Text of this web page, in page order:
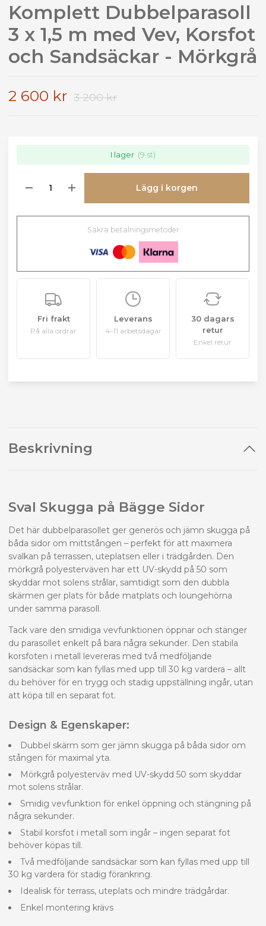
Komplett Dubbelparasoll
3 x 1,5 m med Vev, Korsfot
och Sandsäckar - Mörkgrå
2 600 kr 3 200 kr
I lager (9 st)
Lägg i korgen
Säkra betalningsmetoder
Fri frakt
På alla ordrar
Leverans
4–11 arbetsdagar
30 dagars
retur
Enkel retur
Beskrivning
Sval Skugga på Bägge Sidor
Det här dubbelparasollet ger generös och jämn skugga på
båda sidor om mittstången – perfekt för att maximera
svalkan på terrassen, uteplatsen eller i trädgården. Den
mörkgrå polyesterväven har ett UV-skydd på 50 som
skyddar mot solens strålar, samtidigt som den dubbla
skärmen ger plats för både matplats och loungehörna
under samma parasoll.
Tack vare den smidiga vevfunktionen öppnar och stänger
du parasollet enkelt på bara några sekunder. Den stabila
korsfoten i metall levereras med två medföljande
sandsäckar som kan fyllas med upp till 30 kg vardera – allt
du behöver för en trygg och stadig uppställning ingår, utan
att köpa till en separat fot.
Design & Egenskaper:
Dubbel skärm som ger jämn skugga på båda sidor om
stången för maximal yta.
Mörkgrå polyesterväv med UV-skydd 50 som skyddar
mot solens strålar.
Smidig vevfunktion för enkel öppning och stängning på
några sekunder.
Stabil korsfot i metall som ingår – ingen separat fot
behöver köpas till.
Två medföljande sandsäckar som kan fyllas med upp till
30 kg vardera för stadig förankring.
Idealisk för terrass, uteplats och mindre trädgårdar.
Enkel montering krävs